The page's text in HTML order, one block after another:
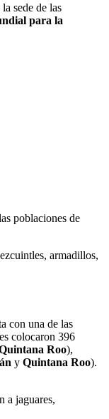
sede de las
para la
poblaciones de
armadillos,
con una de las
colocaron 396
Roo),
y Quintana Roo).
a jaguares,